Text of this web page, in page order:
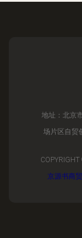
地址：北京
场片区自贸
京源书商